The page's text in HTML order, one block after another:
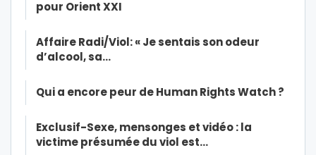
pour Orient XXI
Affaire Radi/Viol: « Je sentais son odeur
d’alcool, sa…
Qui a encore peur de Human Rights Watch ?
Exclusif-Sexe, mensonges et vidéo : la
victime présumée du viol est…